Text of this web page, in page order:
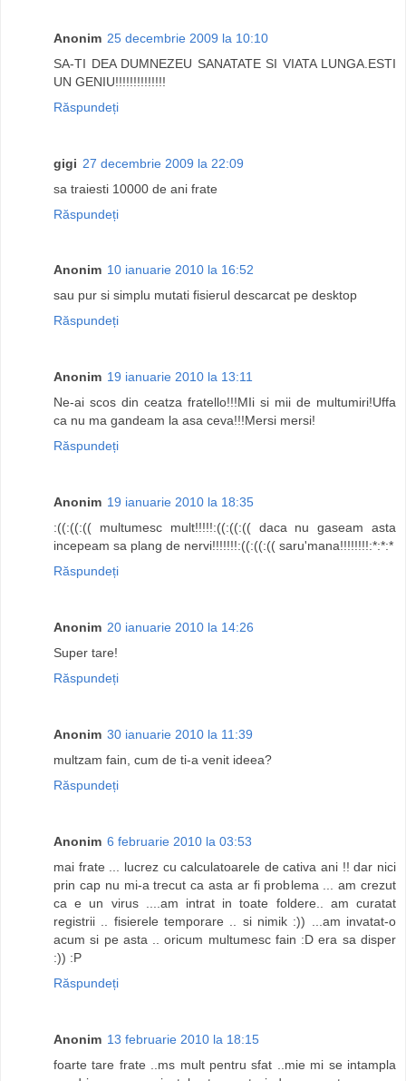
Anonim 25 decembrie 2009 la 10:10
SA-TI DEA DUMNEZEU SANATATE SI VIATA LUNGA.ESTI
UN GENIU!!!!!!!!!!!!!!
Răspundeți
gigi 27 decembrie 2009 la 22:09
sa traiesti 10000 de ani frate
Răspundeți
Anonim 10 ianuarie 2010 la 16:52
sau pur si simplu mutati fisierul descarcat pe desktop
Răspundeți
Anonim 19 ianuarie 2010 la 13:11
Ne-ai scos din ceatza fratello!!!MIi si mii de multumiri!Uffa
ca nu ma gandeam la asa ceva!!!Mersi mersi!
Răspundeți
Anonim 19 ianuarie 2010 la 18:35
:((:((:(( multumesc mult!!!!!:((:((:(( daca nu gaseam asta
incepeam sa plang de nervi!!!!!!!:((:((:(( saru'mana!!!!!!!!:*:*:*
Răspundeți
Anonim 20 ianuarie 2010 la 14:26
Super tare!
Răspundeți
Anonim 30 ianuarie 2010 la 11:39
multzam fain, cum de ti-a venit ideea?
Răspundeți
Anonim 6 februarie 2010 la 03:53
mai frate ... lucrez cu calculatoarele de cativa ani !! dar nici
prin cap nu mi-a trecut ca asta ar fi problema ... am crezut
ca e un virus ....am intrat in toate foldere.. am curatat
registrii .. fisierele temporare .. si nimik :)) ...am invatat-o
acum si pe asta .. oricum multumesc fain :D era sa disper
:)) :P
Răspundeți
Anonim 13 februarie 2010 la 18:15
foarte tare frate ..ms mult pentru sfat ..mie mi se intampla